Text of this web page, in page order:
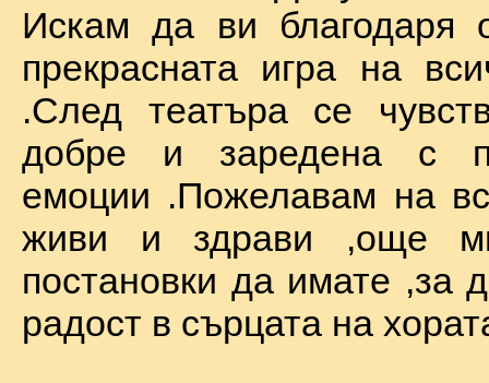
Искам да ви благодаря
прекрасната игра на
.След театъра се
добре и заредена с
емоции .Пожелавам на
живи и здрави ,още
постановки да имате ,за
радост в сърцата на